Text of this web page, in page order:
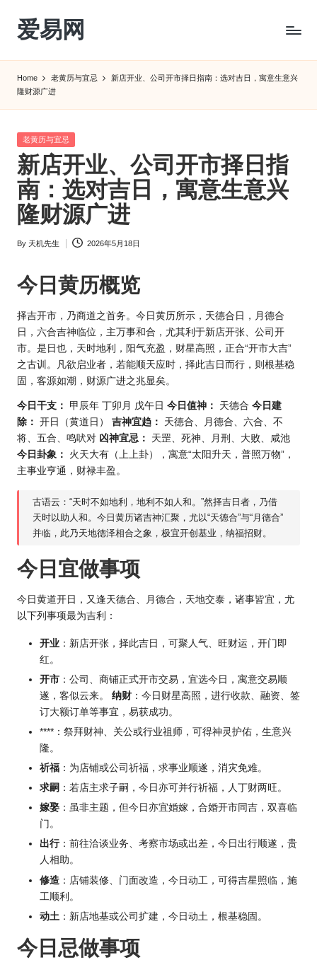
Skip
content
爱易网
阳
农
历
阴
历
查
询
Home 老黄历与宜忌
新店开业、公司开市择日指南：选对吉日，寓意生意兴
隆财源广进
Posted
老黄历与宜忌
新店开业、公司开市择日指
南：选对吉日，寓意生意兴
隆财源广进
Posted
By 天机先生 2026年5月18日
今日 黄历概览
择吉开市，乃商道之首务。今日黄历所示，天德合日，月德合
日，六合吉神临位，主万事和合，尤其利于新店开张、公司开
市。是日也，天时地利，阳气充盈，财星高照，正合“开市大吉”
之古训。凡欲启业者，若能顺天应时，择此吉日而行，则根基稳
固，客源如潮，财源广进之兆显矣。
今日干支： 甲辰年 丁卯月 戊午日 今日值神： 天德合 今日建
除： 开日（黄道日） 吉神宜趋：
天德合、月德合、六合、不
将、五合、鸣吠对 凶神宜忌：
天罡、死神、月刑、大败、咸池
今日卦象：
火天大有（上上卦），寓意“太阳升天，普照万物”，
主事业亨通，财禄丰盈。
古语云：“天时不如地利，地利不如人和。”然择吉日者，乃借
天时以助人和。今日黄历诸吉神汇聚，尤以“天德合”与“月德合”
并临，此乃天地德泽相合之象，极宜开创基业，纳福招财。
今日宜做事项
今日黄道开日，又逢天德合、月德合，天地交泰，诸事皆宜，尤
以下列事项最为吉利：
开业 ：新店开张，择此吉日，可聚人气、旺财运，开门即
红。
开市 ：公司、商铺正式开市交易，宜选今日，寓意交易顺
遂，客似云来。 纳财 ：今日财星高照，进行收款、融资、签
订大额订单等事宜，易获成功。
****：祭拜财神、关公或行业祖师，可得神灵护佑，生意兴
隆。
祈福 ：为店铺或公司祈福，求事业顺遂，消灾免难。
求嗣 ：若店主求子嗣，今日亦可并行祈福，人丁财两旺。
嫁娶 ：虽非主题，但今日亦宜婚嫁，合婚开市同吉，双喜临
门。
出行：前往洽谈业务、考察市场或出差，今日出行顺遂，贵
人相助。
修造 ：店铺装修、门面改造，今日动工，可得吉星照临，施
工顺利。
动土 ：新店地基或公司扩建，今日动土，根基稳固。
今日忌做事项